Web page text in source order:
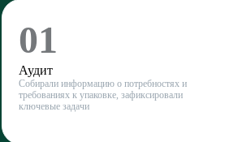
01
Аудит
Собирали информацию о потребностях и
требованиях к упаковке, зафиксировали
ключевые задачи